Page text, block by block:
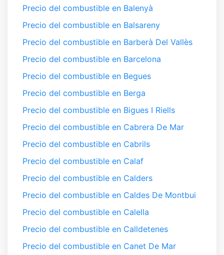
Precio del combustible en Balenyà
Precio del combustible en Balsareny
Precio del combustible en Barberà Del Vallès
Precio del combustible en Barcelona
Precio del combustible en Begues
Precio del combustible en Berga
Precio del combustible en Bigues I Riells
Precio del combustible en Cabrera De Mar
Precio del combustible en Cabrils
Precio del combustible en Calaf
Precio del combustible en Calders
Precio del combustible en Caldes De Montbui
Precio del combustible en Calella
Precio del combustible en Calldetenes
Precio del combustible en Canet De Mar